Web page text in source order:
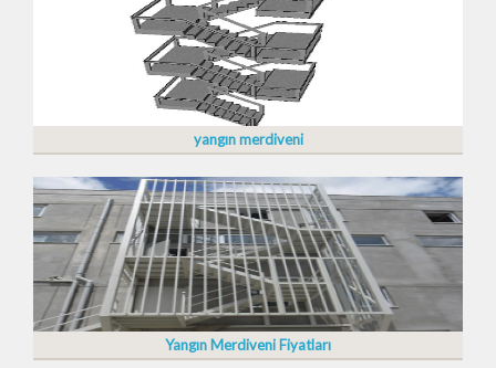
yangın merdiveni
Yangın Merdiveni Fiyatları